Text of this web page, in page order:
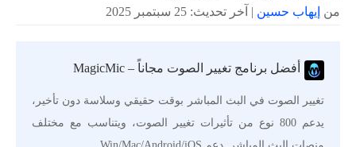
من إيهاب حسين | آخر تحديث: 25 سبتمبر 2025
أفضل برنامج تغيير الصوت مجاناً – MagicMic
تغيير الصوت في البث المباشر بوقت حقيقي وسلاسة دون تأخير،
يدعم 800 نوع من تأثيرات تغيير الصوت، ويتناسب مع مختلف